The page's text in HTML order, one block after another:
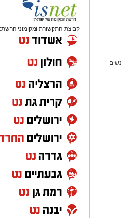
נשים
קבוצת התקשורת ומקומוני הרשת: